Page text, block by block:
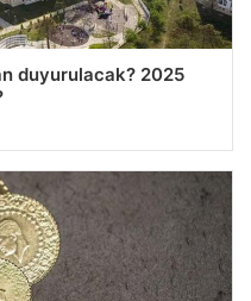
duyurulacak? 2025